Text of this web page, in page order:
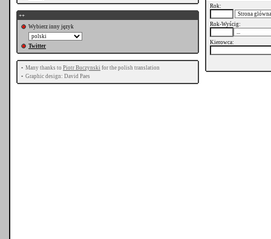
++
Wybierz inny język
Twitter
• Many thanks to Piotr Buczynski for the polish translation
• Graphic design: David Paes
Rok:
Rok-Wyścig:
Kierowca: